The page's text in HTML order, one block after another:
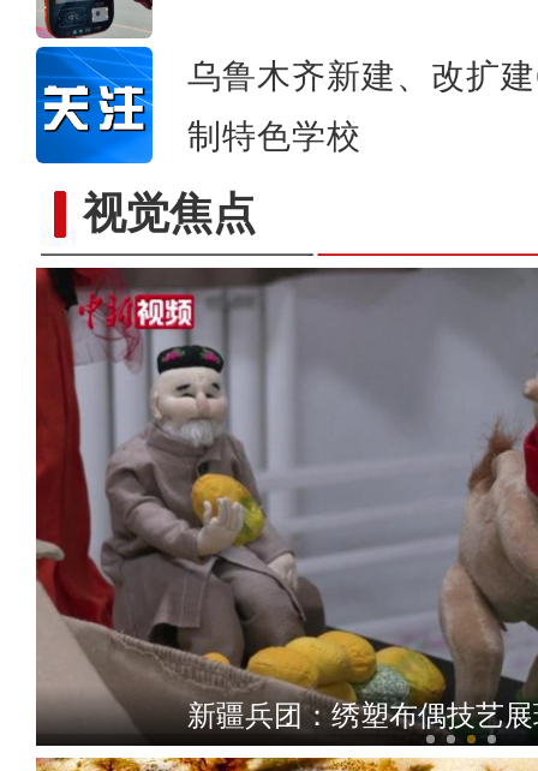
乌鲁木齐新建、改扩
制特色学校
视觉焦点首批迁徙候鸟抵达新
新疆兵团：绣塑布偶技艺